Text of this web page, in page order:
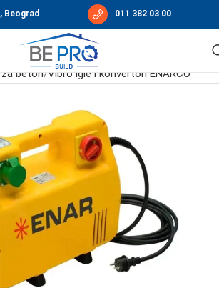
Beograd 011 382 03 00
za beton i sabijanje podloge
beton/ Vibro igle i konvertori ENARCO